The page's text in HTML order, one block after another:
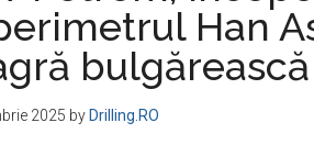
Han
bulgărească
2025 by Drilling.RO